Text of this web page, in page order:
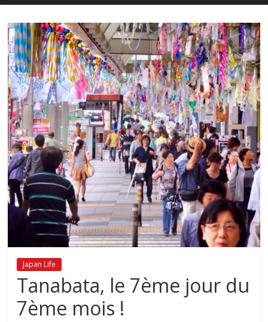
Japan Life
Tanabata, le 7ème jour du
7ème mois !